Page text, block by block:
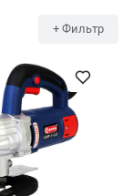
с 9:00 до 20:00
+ Фильтр